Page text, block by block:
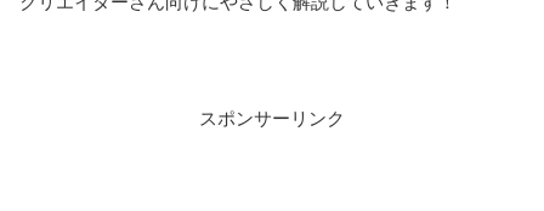
スポンサーリンク